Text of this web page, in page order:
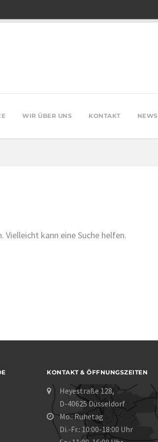
WIR ÜBER UNS KONTAKT NEWS
Vielleicht kann eine Suche helfen.
KONTAKT & ÖFFNUNGSZEITEN
Heyestraße 128,
D-40625 Düsseldorf
Mo.: Ruhetag
Di.-Fr.: 10:00-18:00 Uhr